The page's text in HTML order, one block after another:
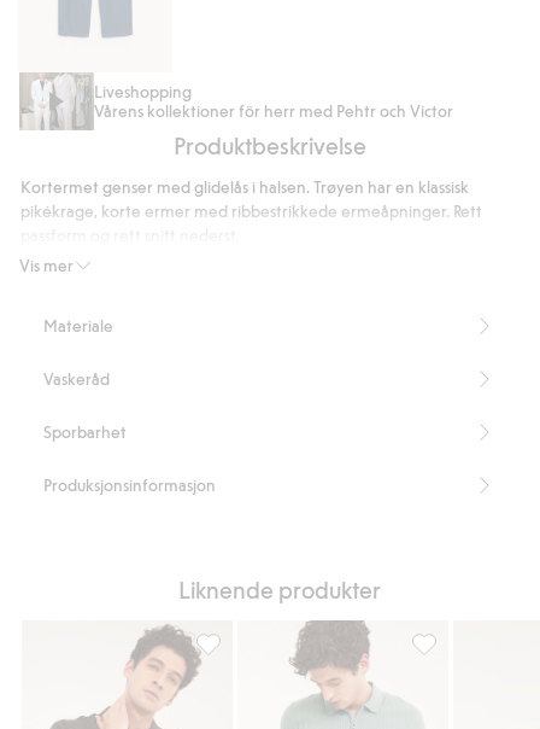
Bukser
normal
Liveshopping
Vårens kollektioner för herr med Pehtr och Victor
Produktbeskrivelse
Vis mer
Kortermet genser med glidelås i halsen. Trøyen har en klassisk
pikékrage, korte ermer med ribbestrikkede ermeåpninger. Rett
Normal passform
Lengde 72 cm i størrelse M
Artikkelnummer
Materiale
Vaskeråd
Sporbarhet
Produksjonsinformasjon
Liknende produkter
Kortermet strikkegenser, Legg til i